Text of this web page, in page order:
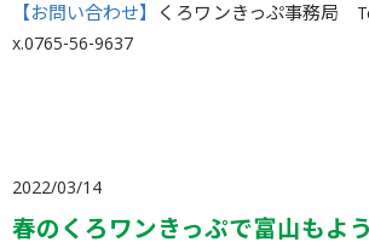
【お問い合わせ】 くろワンきっぷ事務局
x.0765-56-9637
2022/03/14
春のくろワンきっぷで富山もよ